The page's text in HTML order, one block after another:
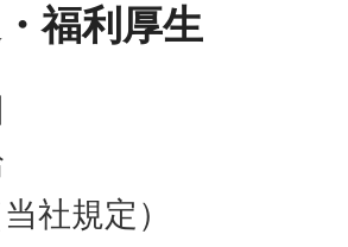
福利厚生
社規定）